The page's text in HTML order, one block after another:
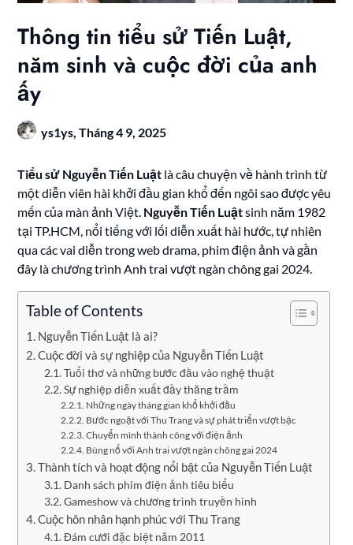
Thông tin tiểu sử Tiến Luật,
năm sinh và cuộc đời của anh
ấy
ys1ys,Tháng 4 9, 2025
Tiểu sử Nguyễn Tiến Luật là câu chuyện về hành trình từ
một diễn viên hài khởi đầu gian khổ đến ngôi sao được yêu
mến của màn ảnh Việt. Nguyễn Tiến Luậtsinh năm 1982
tại TP.HCM, nổi tiếng với lối diễn xuất hài hước, tự nhiên
qua các vai diễn trong web drama, phim điện ảnh và gần
đây là chương trình Anh trai vượt ngàn chông gai 2024.
Table of Contents
Nguyễn Tiến Luật là ai?
Cuộc đời và sự nghiệp của Nguyễn Tiến Luật
Tuổi thơ và những bước đầu vào nghệ thuật
Sự nghiệp diễn xuất đầy thăng trầm
Những ngày tháng gian khổ khởi đầu
Bước ngoặt với Thu Trang và sự phát triển vượt bậc
Chuyển mình thành công với điện ảnh
Bùng nổ với Anh trai vượt ngàn chông gai 2024
Thành tích và hoạt động nổi bật của Nguyễn Tiến Luật
Danh sách phim điện ảnh tiêu biểu
Gameshow và chương trình truyền hình
Cuộc hôn nhân hạnh phúc với Thu Trang
Đám cưới đặc biệt năm 2011